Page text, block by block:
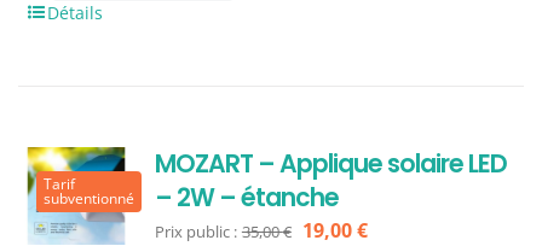
Détails
Tarif
subventionné
MOZART – Applique solaire LED
– 2W – étanche
Prix public : 35,00€ Le
19,00€Le